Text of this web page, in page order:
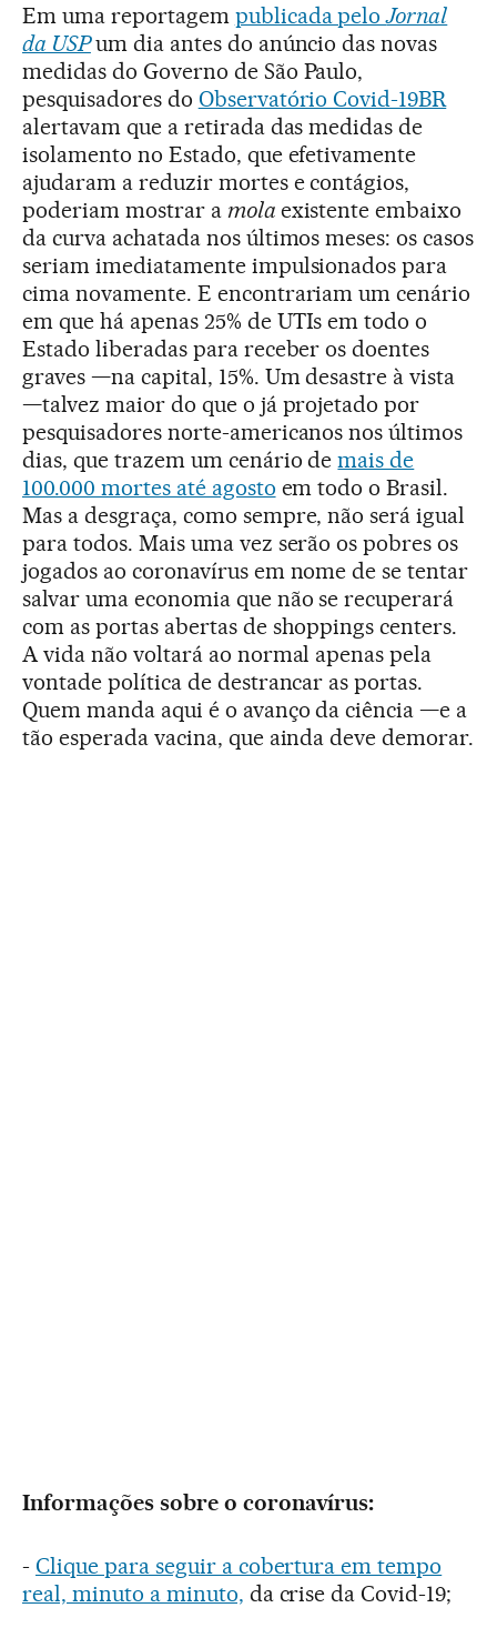
Em uma reportagem publicada peloJornal
da USPum dia antes do anúncio das novas
medidas do Governo de São Paulo,
pesquisadores do Observatório Covid-19BR
alertavam que a retirada das medidas de
isolamento no Estado, que efetivamente
ajudaram a reduzir mortes e contágios,
poderiam mostrar a mola existente embaixo
da curva achatada nos últimos meses: os casos
seriam imediatamente impulsionados para
cima novamente. E encontrariam um cenário
em que há apenas 25% de UTIs em todo o
Estado liberadas para receber os doentes
graves —na capital, 15%. Um desastre à vista
—talvez maior do que o já projetado por
pesquisadores norte-americanos nos últimos
dias, que trazem um cenário demais de
100.000 mortes até agosto em todo o Brasil.
Mas a desgraça, como sempre, não será igual
para todos. Mais uma vez serão os pobres os
jogados ao coronavírus em nome de se tentar
salvar uma economia que não se recuperará
com as portas abertas de shoppings centers.
A vida não voltará ao normal apenas pela
vontade política de destrancar as portas.
Quem manda aqui é o avanço da ciência —e a
tão esperada vacina, que ainda deve demorar.
Informações sobre o coronavírus:
- Clique para seguir a cobertura em tempo
real, minuto a minuto, da crise da Covid-19;